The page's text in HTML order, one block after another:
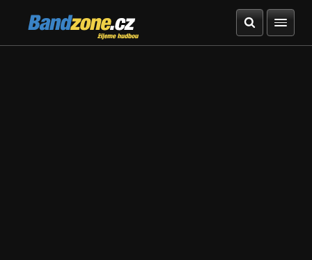
Bandzone.cz
žijeme hudbou